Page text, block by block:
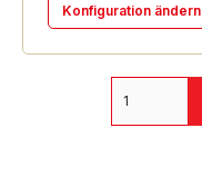
Konfiguration ändern